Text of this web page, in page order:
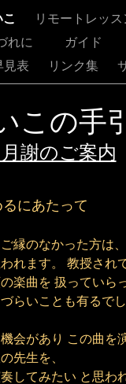
リモートレッ
れに
ガイド
見表 リンク集
この手
謝のご案内
にあたって
縁のなかった方は
れます。 教授され
楽曲を 扱っていら
らいことも有るで
会があり この曲を
先生を、
してみたい と思わ